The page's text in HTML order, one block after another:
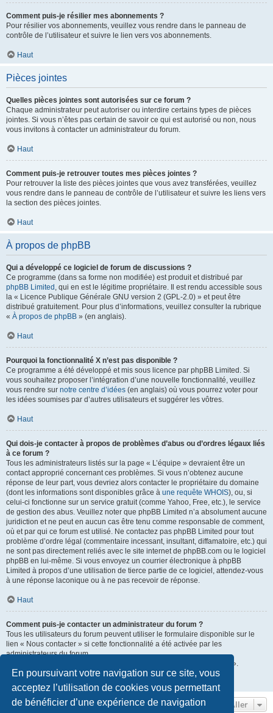
En poursuivant votre navigation sur ce site, vous
acceptez l’utilisation de cookies vous permettant
de bénéficier d’une expérience de navigation
Comment puis-je résilier mes abonnements ?
Pour résilier vos abonnements, veuillez vous rendre dans le panneau de
contrôle de l’utilisateur et suivre le lien vers vos abonnements.
Haut
Pièces jointes
Quelles pièces jointes sont autorisées sur ce forum ?
Chaque administrateur peut autoriser ou interdire certains types de pièces
jointes. Si vous n’êtes pas certain de savoir ce qui est autorisé ou non, nous
vous invitons à contacter un administrateur du forum.
Haut
Comment puis-je retrouver toutes mes pièces jointes ?
Pour retrouver la liste des pièces jointes que vous avez transférées, veuillez
vous rendre dans le panneau de contrôle de l’utilisateur et suivre les liens vers
la section des pièces jointes.
Haut
À propos de phpBB
Qui a développé ce logiciel de forum de discussions ?
Ce programme (dans sa forme non modifiée) est produit et distribué par
phpBB Limited , qui en est le légitime propriétaire. Il est rendu accessible sous
la « Licence Publique Générale GNU version 2 (GPL-2.0) » et peut être
distribué gratuitement. Pour plus d’informations, veuillez consulter la rubrique
« À propos de phpBB » (en anglais).
Haut
Pourquoi la fonctionnalité X n’est pas disponible ?
Ce programme a été développé et mis sous licence par phpBB Limited. Si
vous souhaitez proposer l’intégration d’une nouvelle fonctionnalité, veuillez
vous rendre sur notre centre d’idées (en anglais) où vous pourrez voter pour
les idées soumises par d’autres utilisateurs et suggérer les vôtres.
Haut
Qui dois-je contacter à propos de problèmes d’abus ou d’ordres légaux liés
à ce forum ?
Tous les administrateurs listés sur la page « L’équipe » devraient être un
contact approprié concernant ces problèmes. Si vous n’obtenez aucune
réponse de leur part, vous devriez alors contacter le propriétaire du domaine
(dont les informations sont disponibles grâce à une requête WHOIS), ou, si
celui-ci fonctionne sur un service gratuit (comme Yahoo, Free, etc.), le service
de gestion des abus. Veuillez noter que phpBB Limited n’a absolument aucune
juridiction et ne peut en aucun cas être tenu comme responsable de comment,
où et par qui ce forum est utilisé. Ne contactez pas phpBB Limited pour tout
problème d’ordre légal (commentaire incessant, insultant, diffamatoire, etc.) qui
ne sont pas directement reliés avec le site internet de phpBB.com ou le logiciel
phpBB en lui-même. Si vous envoyez un courrier électronique à phpBB
Limited à propos d’une utilisation de tierce partie de ce logiciel, attendez-vous
à une réponse laconique ou à ne pas recevoir de réponse.
Haut
Comment puis-je contacter un administrateur du forum ?
Tous les utilisateurs du forum peuvent utiliser le formulaire disponible sur le
lien « Nous contacter » si cette fonctionnalité a été activée par les
administrateurs du forum.
Les membres du forum peuvent également utiliser le lien « L’équipe ».
Aller